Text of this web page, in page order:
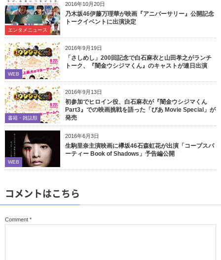
2016年10月20日
エンタメニュース
乃木坂46伊藤万理華が映画『アニバーサリー』公開記念
トークイベントに出演決定
2016年9月19日
WEB
「さしめし」200回記念で白石麻衣と山田孝之がランチ
トーク、『闇金ウシジマくん』のキャストが連日出演
2016年9月13日
書籍・雑誌類
初参加でヒロイン役、白石麻衣が『闇金ウシジマくん
Part3』での映画挑戦を語った「ぴあ Movie Special」が
発売
2016年6月3日
WEB
生駒里奈主演映画に欅坂46石森虹花が出演「コープスパ
ーティー Book of Shadows」予告編公開
コメントはこちら
Comment *